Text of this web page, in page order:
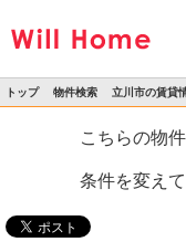
トップ 物件検索 立川市の賃貸
こちらの物
条件を変え